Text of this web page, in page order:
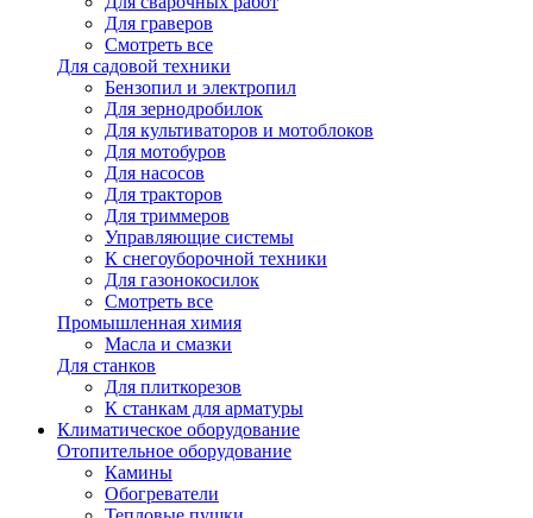
Для граверов
Смотреть все
Для садовой техники
Бензопил и электропил
Для зернодробилок
Для культиваторов и мотоблоков
Для мотобуров
Для насосов
Для тракторов
Для триммеров
Управляющие системы
К снегоуборочной техники
Для газонокосилок
Смотреть все
Промышленная химия
Масла и смазки
Для станков
Для плиткорезов
К станкам для арматуры
Климатическое оборудование
Отопительное оборудование
Камины
Обогреватели